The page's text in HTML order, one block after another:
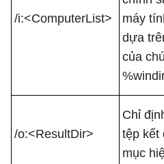
/i:<ComputerList>
máy
dựa
của
/o:<ResultDir>
Chỉ
tệp kết
mục